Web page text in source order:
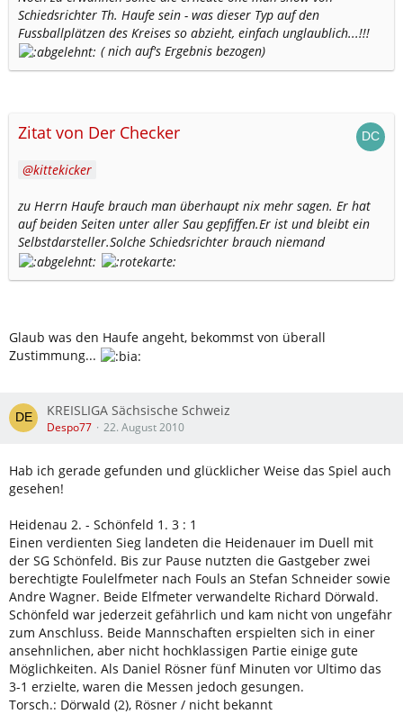
Schiedsrichter Th. Haufe sein - was dieser Typ auf den
Fussballplätzen des Kreises so abzieht, einfach unglaublich...!!!
( nich auf's Ergebnis bezogen)
Zitat von Der Checker
kittekicker
zu Herrn Haufe brauch man überhaupt nix mehr sagen. Er hat
auf beiden Seiten unter aller Sau gepfiffen.Er ist und bleibt ein
Selbstdarsteller.Solche Schiedsrichter brauch niemand
Glaub was den Haufe angeht, bekommst von überall
Zustimmung...
KREISLIGA Sächsische Schweiz
Despo77 22. August 2010
Hab ich gerade gefunden und glücklicher Weise das Spiel auch
gesehen!
Heidenau 2. - Schönfeld 1. 3 : 1
Einen verdienten Sieg landeten die Heidenauer im Duell mit
der SG Schönfeld. Bis zur Pause nutzten die Gastgeber zwei
berechtigte Foulelfmeter nach Fouls an Stefan Schneider sowie
Andre Wagner. Beide Elfmeter verwandelte Richard Dörwald.
Schönfeld war jederzeit gefährlich und kam nicht von ungefähr
zum Anschluss. Beide Mannschaften erspielten sich in einer
ansehnlichen, aber nicht hochklassigen Partie einige gute
Möglichkeiten. Als Daniel Rösner fünf Minuten vor Ultimo das
3-1 erzielte, waren die Messen jedoch gesungen.
Torsch.: Dörwald (2), Rösner / nicht bekannt